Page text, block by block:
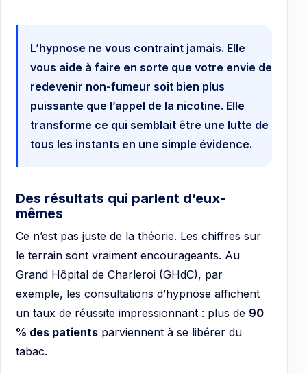
L’hypnose ne vous contraint jamais. Elle
vous aide à faire en sorte que votre envie de
redevenir non-fumeur soit bien plus
puissante que l’appel de la nicotine. Elle
transforme ce qui semblait être une lutte de
tous les instants en une simple évidence.
Des résultats qui parlent d’eux-
mêmes
Ce n’est pas juste de la théorie. Les chiffres sur
le terrain sont vraiment encourageants. Au
Grand Hôpital de Charleroi (GHdC), par
exemple, les consultations d’hypnose affichent
un taux de réussite impressionnant : plus de 90
% des patients parviennent à se libérer du
tabac.